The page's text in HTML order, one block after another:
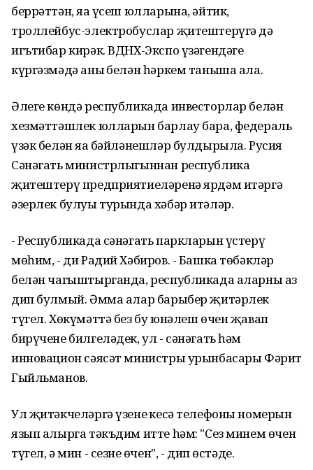
беррәттән, яңа үсеш юлларына, әйтик,
троллейбус-электробуслар җитештерүгә дә
игътибар кирәк. ВДНХ-Экспо үзәгендәге
күргәзмәдә аның белән һәркем таныша ала.
Әлеге көндә республикада инвесторлар белән
хезмәттәшлек юлларын барлау бара, федераль
үзәк белән яңа бәйләнешләр булдырыла. Русия
Сәнәгать министрлыгыннан республика
җитештерү предприятиеләренә ярдәм итәргә
әзерлек булуы турында хәбәр итәләр.
- Республикада сәнәгать паркларын үстерү
мөһим, - ди Радий Хәбиров. - Башка төбәкләр
белән чагыштырганда, республикада аларны аз
дип булмый. Әмма алар барыбер җитәрлек
түгел. Хөкүмәттә без бу юнәлеш өчен җавап
бирүчене билгеләдек, ул - сәнәгать һәм
инновацион сәясәт министры урынбасары Фәрит
Гыйльманов.
Ул җитәкчеләргә үзенең кесә телефоны номерын
язып алырга тәкъдим итте һәм: "Сез минем өчен
түгел, ә мин - сезнең өчен", - дип өстәде.